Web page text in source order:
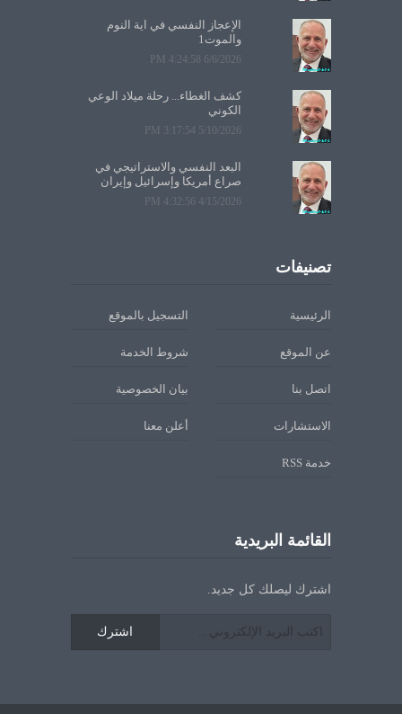
الإعجاز النفسي في آية النوم
والموت1
6/6/2026 4:24:58 PM
كشف الغطاء... رحلة ميلاد الوعي
الكوني
5/10/2026 3:17:54 PM
البعد النفسي والاستراتيجي في
صراع أمريكا وإسرائيل وإيران
4/15/2026 4:32:56 PM
تصنيفات
الرئيسية التسجيل بالموقع
عن الموقع شروط الخدمة
اتصل بنا بيان الخصوصية
الاستشارات أعلن معنا
خدمة RSS
القائمة البريدية
اشترك ليصلك كل جديد.
اشترك